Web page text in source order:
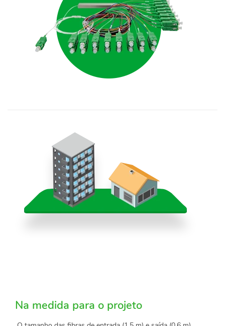
Na medida para o projeto